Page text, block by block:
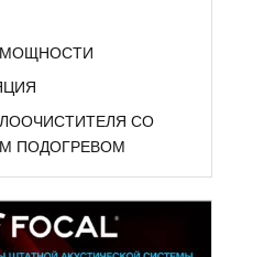
СО
ПОДОГРЕВОМ